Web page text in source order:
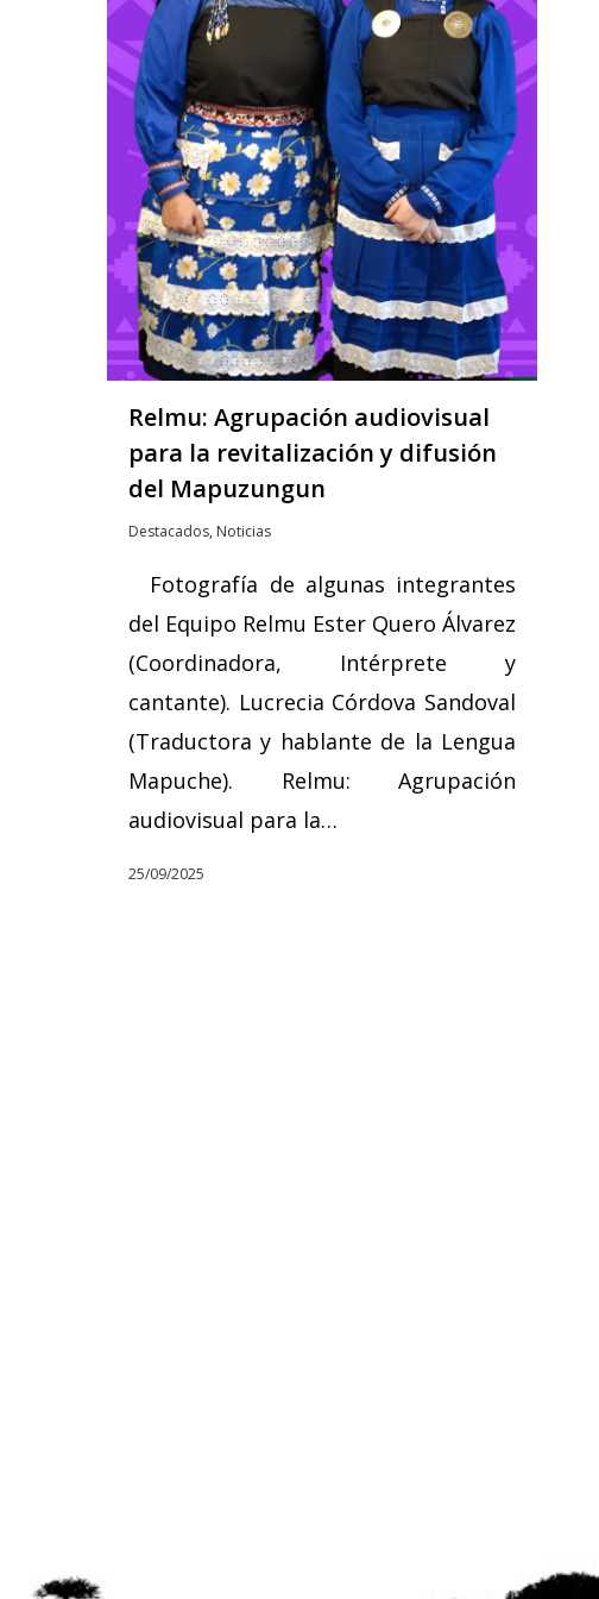
Relmu: Agrupación audiovisual
para la revitalización y difusión
del Mapuzungun
Destacados, Noticias
Fotografía de algunas integrantes
del Equipo Relmu Ester Quero Álvarez
(Coordinadora, Intérprete y
cantante). Lucrecia Córdova Sandoval
(Traductora y hablante de la Lengua
Mapuche). Relmu: Agrupación
audiovisual para la…
25/09/2025